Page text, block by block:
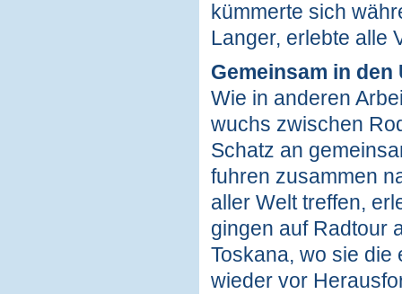
kümmerte sich
Langer, erlebte alle
Gemeinsam in den
Wie in anderen
wuchs zwischen
Schatz an
fuhren zusammen
aller Welt treffen,
gingen auf Radtour
Toskana, wo sie die
wieder vor